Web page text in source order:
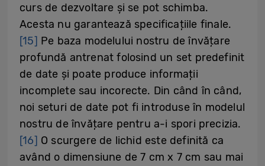
curs de dezvoltare și se pot schimba.
Acesta nu garantează specificațiile finale.
[15] Pe baza modelului nostru de învățare
profundă antrenat folosind un set predefinit
de date și poate produce informații
incomplete sau incorecte. Din când în când,
noi seturi de date pot fi introduse în modelul
nostru de învățare pentru a-i spori precizia.
[16] O scurgere de lichid este definită ca
având o dimensiune de 7 cm x 7 cm sau mai